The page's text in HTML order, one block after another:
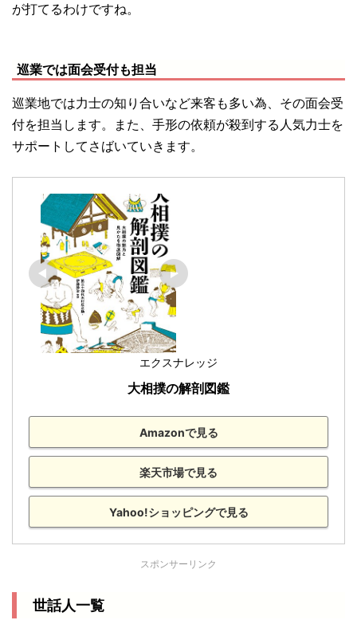
が打てるわけですね。
巡業では面会受付も担当
巡業地では力士の知り合いなど来客も多い為、その面会受
付を担当します。また、手形の依頼が殺到する人気力士を
サポートしてさばいていきます。
エクスナレッジ
大相撲の解剖図鑑
Amazonで見る
楽天市場で見る
Yahoo!ショッピングで見る
スポンサーリンク
世話人一覧